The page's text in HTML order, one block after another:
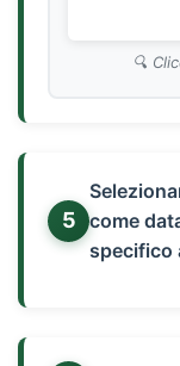
5 come
specifico